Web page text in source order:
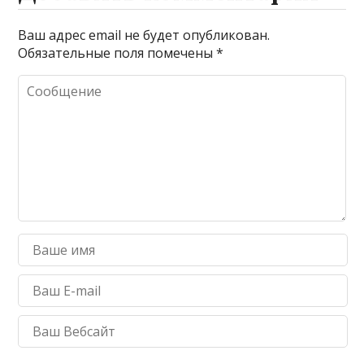
Ваш адрес email не будет опубликован.
Обязательные поля помечены*